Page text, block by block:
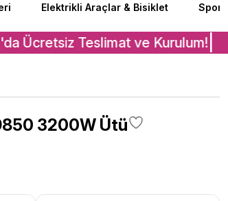
Elektrikli Araçlar & Bisiklet Spor
Ücretsiz Teslimat ve Kurulum!
3200W Ütü